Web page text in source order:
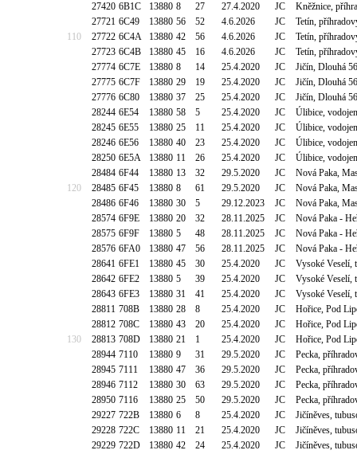
27420 6B1C 13880 8 27 27.4.2020 JC
Kněžnice,
27721 6C49 13880 56 52 4.6.2026 JC
Tetín,
110
27722 6C4A 13880 42 56 4.6.2026 JC
Tetín,
27723 6C4B 13880 45 16 4.6.2026 JC
Tetín,
27774 6C7E 13880 8 14 25.4.2020 JC
Jičín, Dlouhá
27775 6C7F 13880 29 19 25.4.2020 JC
Jičín, Dlouhá
27776 6C80 13880 37 25 25.4.2020 JC
Jičín, Dlouhá
28244 6E54 13880 58 5 25.4.2020 JC
Úlibice,
28245 6E55 13880 25 11 25.4.2020 JC
Úlibice,
28246 6E56 13880 40 23 25.4.2020 JC
Úlibice,
28250 6E5A 13880 11 26 25.4.2020 JC
Úlibice,
28484 6F44 13880 13 32 29.5.2020 JC
Nová Paka,
120
28485 6F45 13880 8 61 29.5.2020 JC
Nová Paka,
28486 6F46 13880 30 5 29.12.2023 JC
Nová Paka,
28574 6F9E 13880 20 32 28.11.2025 JC
Nová Paka -
28575 6F9F 13880 5 48 28.11.2025 JC
Nová Paka -
28576 6FA0 13880 47 56 28.11.2025 JC
Nová Paka -
28641 6FE1 13880 45 30 25.4.2020 JC
Vysoké Veselí,
28642 6FE2 13880 5 39 25.4.2020 JC
Vysoké Veselí,
28643 6FE3 13880 31 41 25.4.2020 JC
Vysoké Veselí,
28811 708B 13880 28 8 25.4.2020 JC
Hořice, Pod
28812 708C 13880 43 20 25.4.2020 JC
Hořice, Pod
130
28813 708D 13880 21 1 25.4.2020 JC
Hořice, Pod
28944 7110 13880 9 31 29.5.2020 JC
Pecka,
28945 7111 13880 47 36 29.5.2020 JC
Pecka,
28946 7112 13880 30 63 29.5.2020 JC
Pecka,
28950 7116 13880 25 50 29.5.2020 JC
Pecka,
29227 722B 13880 6 8 25.4.2020 JC
Jičíněves,
29228 722C 13880 11 21 25.4.2020 JC
Jičíněves,
29229 722D 13880 42 24 25.4.2020 JC
Jičíněves,